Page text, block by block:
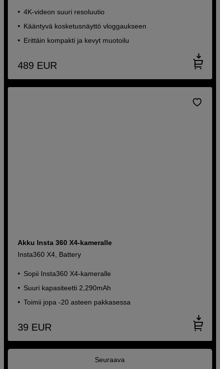
4K-videon suuri resoluutio
Kääntyvä kosketusnäyttö vloggaukseen
Erittäin kompakti ja kevyt muotoilu
489 EUR
Akku Insta 360 X4-kameralle
Insta360 X4, Battery
Sopii Insta360 X4-kameralle
Suuri kapasiteetti 2,290mAh
Toimii jopa -20 asteen pakkasessa
39 EUR
Seuraava